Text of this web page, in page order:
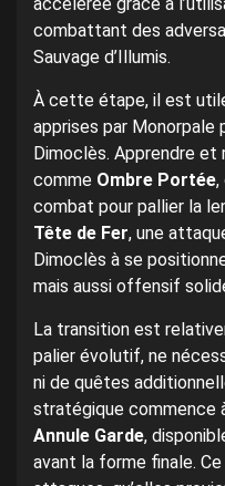
combattant des
Sauvage d’Illumis.
À cette étape, il est
apprises par Monorpale
Dimoclès. Apprendre
comme Ombre Portée,
combat pour pallier la
Tête de Fer, une
Dimoclès à se
mais aussi offensif
La transition est
palier évolutif, ne
ni de quêtes
stratégique commence
Annule Garde,
avant la forme finale.